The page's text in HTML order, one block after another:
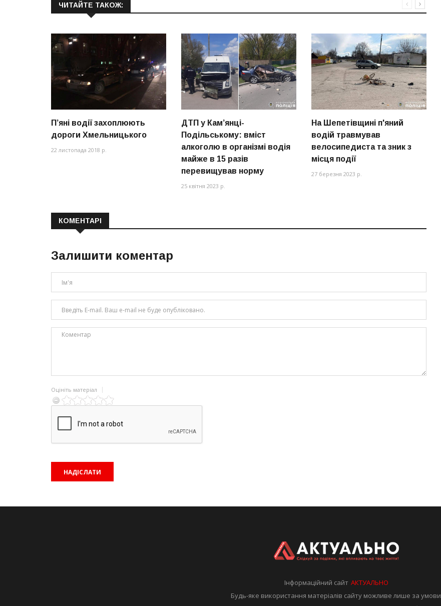
ЧИТАЙТЕ ТАКОЖ:
П’яні водії захоплюють
дороги Хмельницького
22 листопада 2018 р.
ДТП у Кам’янці-
Подільському: вміст
алкоголю в організмі водія
майже в 15 разів
перевищував норму
25 квітня 2023 р.
На Шепетівщині п'яний
водій травмував
велосипедиста та зник з
місця події
27 березня 2023 р.
КОМЕНТАРІ
Залишити коментар
Оцініть матеріал
Інформаційний сайтАКТУАЛЬНО
Будь-яке використання матеріалів сайту можливе лише за умови